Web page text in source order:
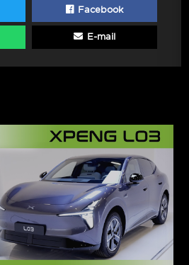
Facebook
E-mail